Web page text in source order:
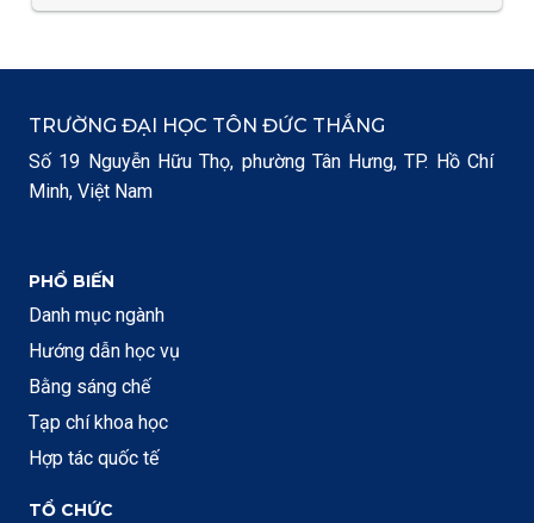
TRƯỜNG ĐẠI HỌC TÔN ĐỨC THẮNG
Số 19 Nguyễn Hữu Thọ, phường Tân Hưng, TP. Hồ Chí
Minh, Việt Nam
PHỔ BIẾN
Danh mục ngành
Hướng dẫn học vụ
Bằng sáng chế
Tạp chí khoa học
Hợp tác quốc tế
TỔ CHỨC